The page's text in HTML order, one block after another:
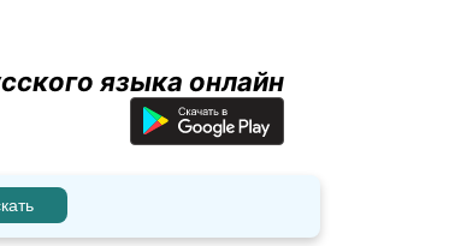
языка онлайн